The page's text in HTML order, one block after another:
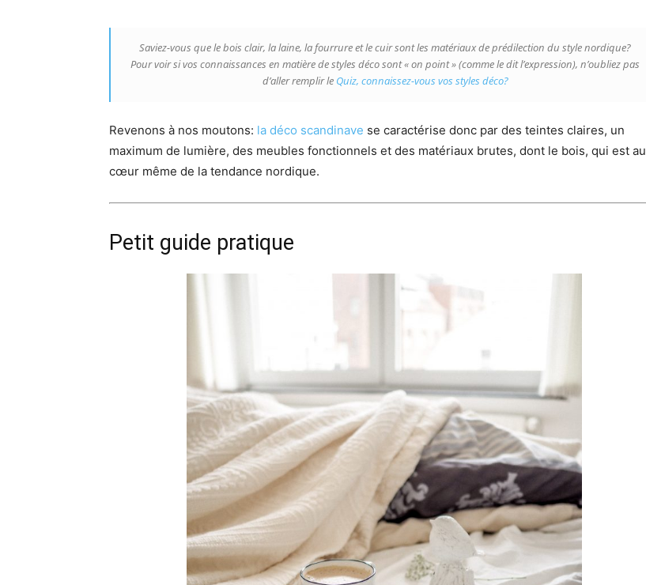
Saviez-vous que le bois clair, la laine, la fourrure et le cuir sont les matériaux de prédilection du style nordique?
Pour voir si vos connaissances en matière de styles déco sont « on point » (comme le dit l’expression), n’oubliez pas
d’aller remplir le Quiz, connaissez-vous vos styles déco?
Revenons à nos moutons: la déco scandinave se caractérise donc par des teintes claires, un
maximum de lumière, des meubles fonctionnels et des matériaux brutes, dont le bois, qui est au
cœur même de la tendance nordique.
Petit guide pratique